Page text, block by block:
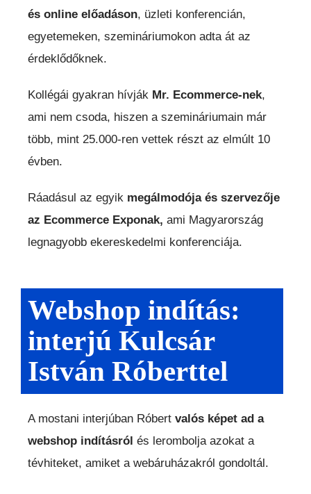
és online előadáson, üzleti konferencián,
egyetemeken, szemináriumokon adta át az
érdeklődőknek.
Kollégái gyakran hívják Mr. Ecommerce-nek,
ami nem csoda, hiszen a szemináriumain már
több, mint 25.000-ren vettek részt az elmúlt 10
évben.
Ráadásul az egyik megálmodója és szervezője
az Ecommerce Exponak, ami Magyarország
legnagyobb ekereskedelmi konferenciája.
Webshop indítás:
interjú Kulcsár
István Róberttel
A mostani interjúban Róbert valós képet ad a
webshop indításról és lerombolja azokat a
tévhiteket, amiket a webáruházakról gondoltál.